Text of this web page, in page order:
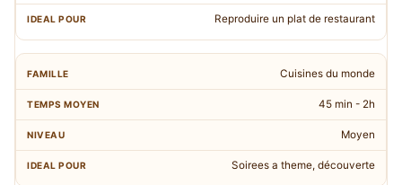
Reproduire un plat de restaurant
Cuisines du monde
45 min - 2h
Moyen
Soirees a theme, découverte